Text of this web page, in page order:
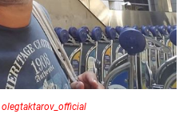
olegtaktarov_official